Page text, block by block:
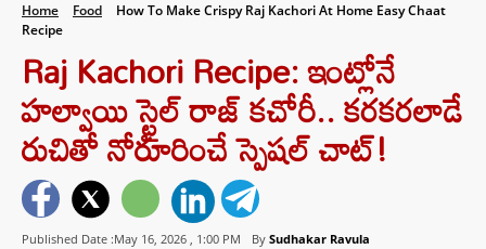
Home Food
How To Make Crispy Raj Kachori At Home Easy Chaat
Recipe
Raj Kachori Recipe: ఇంట్లోనే
హల్వాయి స్టైల్ రాజ్ కచోరీ.. కరకరలాడే
రుచితో నోరూరించే స్పెషల్ చాట్!
Published Date :May 16, 2026 , 1:00 PM By Sudhakar Ravula